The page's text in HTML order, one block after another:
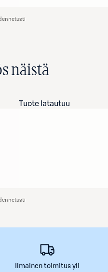
näistä
Tuote latautuu
Ilmainen toimitus yli